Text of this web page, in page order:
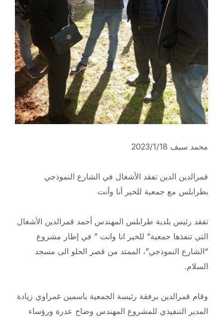
محمد سيف 2023/1/18
قمرالدين الدين تفقد الأشغال في الشارع النموذجي
بطرابلس مع جمعية للخير أنا وأنت
تفقد رئيس بلدية طرابلس المهندس أحمد قمرالدين الأشغال
التي تنفذها جمعية” للخير انا وانت ” في إطار مشروع
“الشارع النموذجي”، الممتد من قصر الحلو الى مسجد
السلام.
وقام قمرالدين برفقة رئيسة الجمعية ياسمين غمراوي زيادة
المدير التنفيذي للمشروع المهندس وضاح عدرة ورؤساء